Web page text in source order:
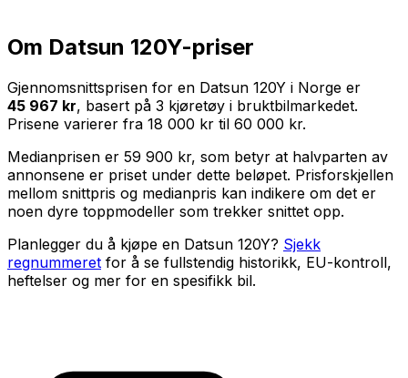
Om Datsun 120Y-priser
Gjennomsnittsprisen for en Datsun 120Y i Norge er
45 967 kr, basert på 3 kjøretøy i bruktbilmarkedet.
Prisene varierer fra 18 000 kr til 60 000 kr.
Medianprisen er 59 900 kr, som betyr at halvparten av
annonsene er priset under dette beløpet. Prisforskjellen
mellom snittpris og medianpris kan indikere om det er
noen dyre toppmodeller som trekker snittet opp.
Planlegger du å kjøpe en Datsun 120Y? Sjekk
regnummeret for å se fullstendig historikk, EU-kontroll,
heftelser og mer for en spesifikk bil.